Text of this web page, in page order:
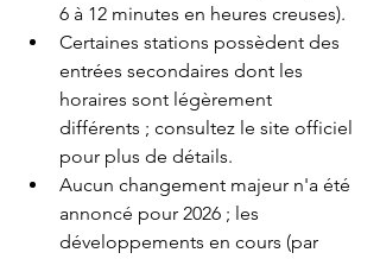
6 à 12 minutes en heures creuses).
Certaines stations possèdent des
entrées secondaires dont les
horaires sont légèrement
différents ; consultez le site officiel
pour plus de détails.
Aucun changement majeur n'a été
annoncé pour 2026 ; les
développements en cours (par